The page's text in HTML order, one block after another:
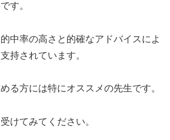
す。
中率の高さと的確なアドバイスによ
持されています。
る方には特にオススメの先生です。
けてみてください。